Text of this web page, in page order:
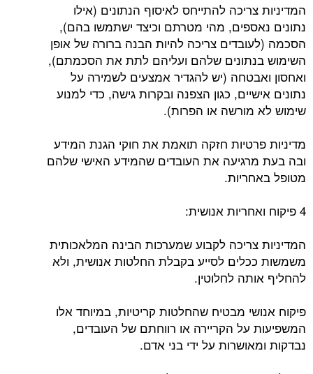
המדיניות צריכה להתייחס לאיסוף הנתונים (אילו
נתונים נאספים, מהי מטרתם וכיצד ישתמשו בהם),
הסכמה (לעובדים צריכה להיות הבנה ברורה של אופן
השימוש בנתונים שלהם ועליהם לתת את הסכמתם),
ואחסון ואבטחה (יש להגדיר אמצעים לשמירה על
נתונים אישיים, כגון הצפנה ובקרות גישה, כדי למנוע
שימוש לא מורשה או הפרות).
מדיניות פרטיות חזקה תואמת את חוקי הגנת המידע
ובה בעת מרגיעה את העובדים שהמידע האישי שלהם
מטופל באחריות.
4 פיקוח ואחריות אנושית:
המדיניות צריכה לקבוע שמערכות הבינה המלאכותית
משמשות ככלים לסייע בקבלת החלטות אנושית, ולא
להחליף אותה לחלוטין.
פיקוח אנושי מבטיח שהחלטות קריטיות, במיוחד אלו
המשפיעות על הקריירה או רווחתם של העובדים,
נבדקות ומאושרות על ידי בני אדם.